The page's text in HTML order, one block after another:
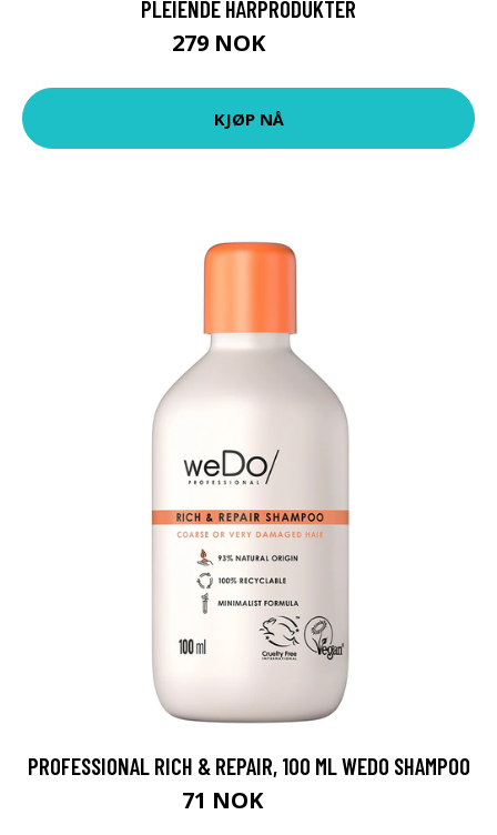
PLEIENDE HÅRPRODUKTER
279 NOK
KJØP NÅ
PROFESSIONAL RICH & REPAIR, 100 ML WEDO SHAMPOO
71 NOK